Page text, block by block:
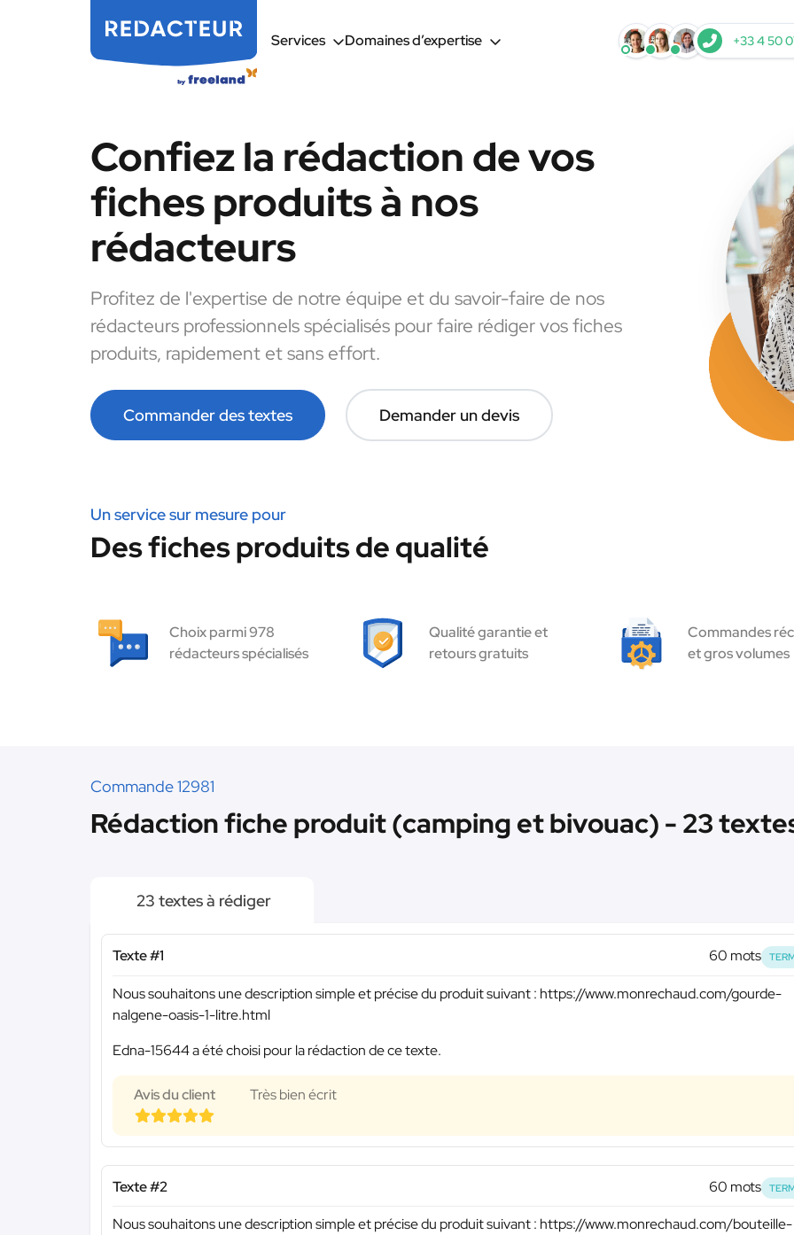
Services Domaines d’expertise +33 4 50
Confiez la rédaction de vos
fiches produits à nos
rédacteurs
Profitez de l'expertise de notre équipe et du savoir-faire de nos
rédacteurs professionnels spécialisés pour faire rédiger vos fiches
produits, rapidement et sans effort.
Commander des textes Demander un devis
Un service sur mesure pour
Des fiches produits de qualité
Choix parmi 978
rédacteurs spécialisés
Qualité garantie et
retours gratuits
Commandes
et gros volumes
Commande 12981
Rédaction fiche produit (camping et bivouac) - 23
23 textes à rédiger
Texte #1 60 mots
Nous souhaitons une description simple et précise du produit suivant : https://www.monrechaud.com/gourde-
nalgene-oasis-1-litre.html
Edna-15644 a été choisi pour la rédaction de ce texte.
Avis du client Très bien écrit
Texte #2 60 mots
Nous souhaitons une description simple et précise du produit suivant : https://www.monrechaud.com/bouteille-